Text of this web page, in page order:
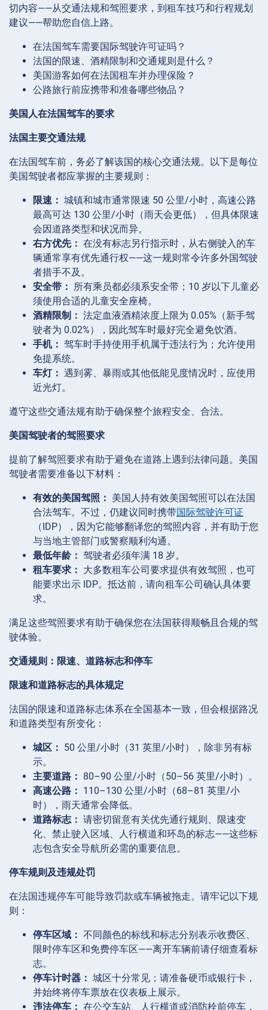
切内容——从交通法规和驾照要求，到租车技巧和行程规划
建议——帮助您自信上路。
在法国驾车需要国际驾驶许可证吗？
法国的限速、酒精限制和交通规则是什么？
美国游客如何在法国租车并办理保险？
公路旅行前应携带和准备哪些物品？
美国人在法国驾车的要求
法国主要交通法规
在法国驾车前，务必了解该国的核心交通法规。以下是每位
美国驾驶者都应掌握的主要规则：
限速： 城镇和城市通常限速 50 公里/小时，高速公路
最高可达 130 公里/小时（雨天会更低），但具体限速
会因道路类型和状况而异。
右方优先： 在没有标志另行指示时，从右侧驶入的车
辆通常享有优先通行权——这一规则常令许多外国驾驶
者措手不及。
安全带：
所有乘员都必须系安全带；10 岁以下儿童必
须使用合适的儿童安全座椅。
酒精限制： 法定血液酒精浓度上限为 0.05%（新手驾
驶者为 0.02%），因此驾车时最好完全避免饮酒。
手机： 驾车时手持使用手机属于违法行为；允许使用
免提系统。
车灯： 遇到雾、暴雨或其他低能见度情况时，应使用
近光灯。
遵守这些交通法规有助于确保整个旅程安全、合法。
美国驾驶者的驾照要求
提前了解驾照要求有助于避免在道路上遇到法律问题。美国
驾驶者需要准备以下材料：
有效的美国驾照： 美国人持有效美国驾照可以在法国
合法驾车。不过，仍建议同时携带国际驾驶许可证
（IDP），因为它能够翻译您的驾照内容，并有助于您
与当地主管部门或警察顺利沟通。
最低年龄： 驾驶者必须年满 18 岁。
租车要求： 大多数租车公司要求提供有效驾照，也可
能要求出示 IDP。抵达前，请向租车公司确认具体要
求。
满足这些驾照要求有助于确保您在法国获得顺畅且合规的驾
驶体验。
交通规则：限速、道路标志和停车
限速和道路标志的具体规定
法国的限速和道路标志体系在全国基本一致，但会根据路况
和道路类型有所变化：
城区： 50 公里/小时（31 英里/小时），除非另有标
示。
主要道路： 80–90 公里/小时（50–56 英里/小时）。
高速公路： 110–130 公里/小时（68–81 英里/小
时），雨天通常会降低。
道路标志： 请密切留意有关优先通行规则、限速变
化、禁止驶入区域、人行横道和环岛的标志——这些标
志包含安全导航所必需的重要信息。
停车规则及违规处罚
在法国违规停车可能导致罚款或车辆被拖走。请牢记以下规
则：
停车区域： 不同颜色的标线和标志分别表示收费区、
限时停车区和免费停车区——离开车辆前请仔细查看标
志。
停车计时器： 城区十分常见；请准备硬币或银行卡，
并始终将停车票放在仪表板上展示。
违法停车： 在公交车站、人行横道或消防栓前停车，